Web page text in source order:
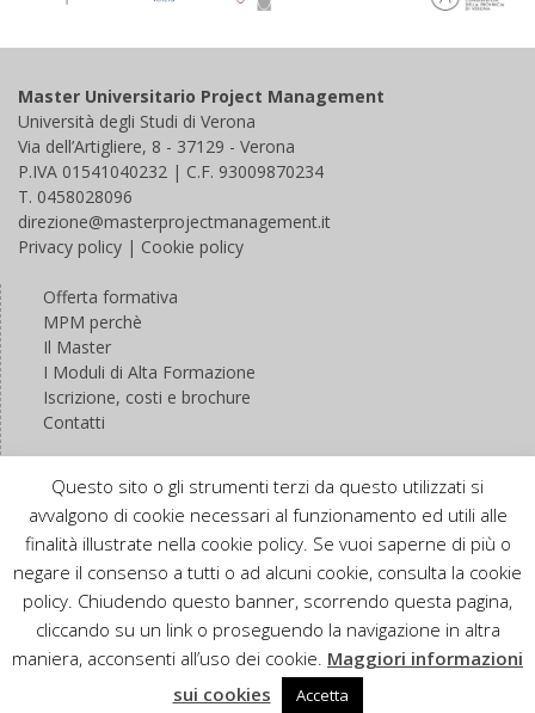
Master Universitario Project Management
Università degli Studi di Verona
Via dell’Artigliere, 8 - 37129 - Verona
P.IVA 01541040232 | C.F. 93009870234
T. 0458028096
direzione@masterprojectmanagement.it
Privacy policy | Cookie policy
Offerta formativa
MPM perchè
Il Master
I Moduli di Alta Formazione
Iscrizione, costi e brochure
Contatti
Copyright. All rights reserved.
Proudly powered by WordPress |Education Hub byWEN
Themes
Questo sito o gli strumenti terzi da questo utilizzati si
avvalgono di cookie necessari al funzionamento ed utili alle
finalità illustrate nella cookie policy. Se vuoi saperne di più o
negare il consenso a tutti o ad alcuni cookie, consulta la cookie
policy. Chiudendo questo banner, scorrendo questa pagina,
cliccando su un link o proseguendo la navigazione in altra
maniera, acconsenti all’uso dei cookie. Maggiori informazioni
sui cookies
Accetta